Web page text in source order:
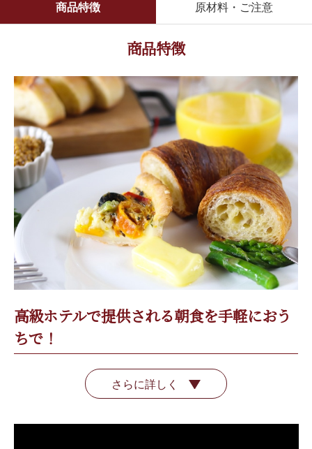
商品特徴 原材料・ご注意
商品特徴
高級ホテルで提供される朝食を手軽におう
ちで！
さらに詳しく